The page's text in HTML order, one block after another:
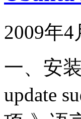
2009年4
一、安
update